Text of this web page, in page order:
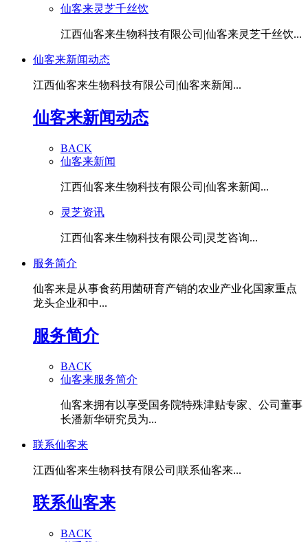
仙客来灵芝千丝饮
江西仙客来生物科技有限公司|仙客来灵芝千丝饮...
仙客来新闻动态
江西仙客来生物科技有限公司|仙客来新闻...
仙客来新闻动态
BACK
仙客来新闻
江西仙客来生物科技有限公司|仙客来新闻...
灵芝资讯
江西仙客来生物科技有限公司|灵芝咨询...
服务简介
仙客来是从事食药用菌研育产销的农业产业化国家重点
龙头企业和中...
服务简介
BACK
仙客来服务简介
仙客来拥有以享受国务院特殊津贴专家、公司董事
长潘新华研究员为...
联系仙客来
江西仙客来生物科技有限公司|联系仙客来...
联系仙客来
BACK